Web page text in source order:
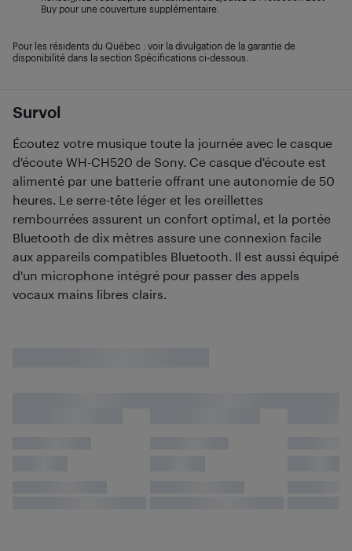
Survol
Écoutez votre musique toute la journée avec le casque
d'écoute WH-CH520 de Sony. Ce casque d'écoute est
alimenté par une batterie offrant une autonomie de 50
heures. Le serre-tête léger et les oreillettes
rembourrées assurent un confort optimal, et la portée
Bluetooth de dix mètres assure une connexion facile
aux appareils compatibles Bluetooth. Il est aussi équipé
d'un microphone intégré pour passer des appels
vocaux mains libres clairs.
Buy pour une couverture supplémentaire.
Pour les résidents du Québec : voir la divulgation de la garantie de
disponibilité dans la section Spécifications ci-dessous.